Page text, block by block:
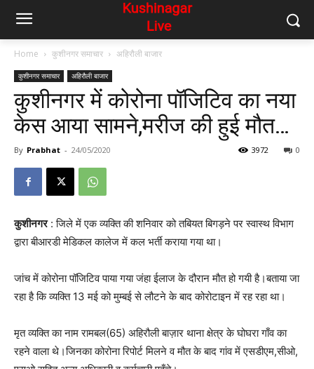
Home कुशीनगर समाचार अहिरौली बाजार
कुशीनगर समाचार अहिरौली बाजार
कुशीनगर में कोरोना पॉजिटिव का नया
केस आया सामने,मरीज की हुई मौत…
By Prabhat - 24/05/2020 0
3972
कुशीनगर: जिले में एक व्यक्ति की शनिवार को तबियत बिगड़ने पर स्वास्थ विभाग
द्वारा बीआरडी मेडिकल कालेज में कल भर्ती कराया गया था।
जांच में कोरोना पॉजिटिव पाया गया जंहा ईलाज के दौरान मौत हो गयी है।बताया जा
रहा है कि व्यक्ति 13 मई को मुम्बई से लौटने के बाद कोरोटाइन में रह रहा था।
मृत व्यक्ति का नाम रामबल(65) अहिरौली बाज़ार थाना क्षेत्र के घोघरा गाँव का
रहने वाला थे।जिनका कोरोना रिपोर्ट मिलने व मौत के बाद गांव में एसडीएम,सीओ,